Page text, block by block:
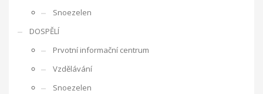
Snoezelen
DOSPĚLÍ
Prvotní informační centrum
Vzdělávání
Snoezelen